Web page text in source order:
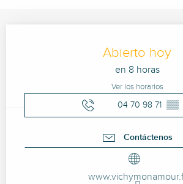
Abierto hoy
en 8 horas
Ver los horarios
04 70 98 71 ▒▒
Contáctenos